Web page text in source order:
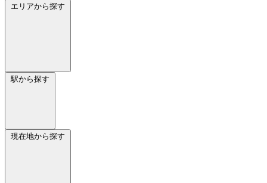
エリアから探す
駅から探す
現在地から探す